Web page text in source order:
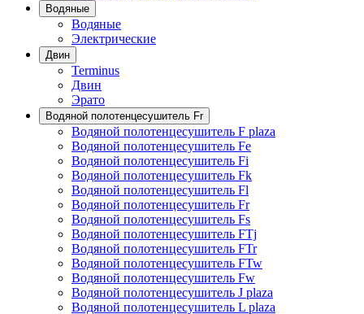
Водяные
Водяные
Электрические
Двин
Terminus
Двин
Эрато
Водяной полотенцесушитель Fr
Водяной полотенцесушитель F plaza
Водяной полотенцесушитель Fe
Водяной полотенцесушитель Fi
Водяной полотенцесушитель Fk
Водяной полотенцесушитель Fl
Водяной полотенцесушитель Fr
Водяной полотенцесушитель Fs
Водяной полотенцесушитель FTj
Водяной полотенцесушитель FTr
Водяной полотенцесушитель FTw
Водяной полотенцесушитель Fw
Водяной полотенцесушитель J plaza
Водяной полотенцесушитель L plaza